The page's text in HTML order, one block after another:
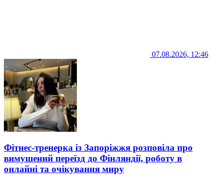
07.08.2026, 12:46
Фітнес-тренерка із Запоріжжя розповіла про
вимушений переїзд до Фінляндії, роботу в
онлайні та очікування миру